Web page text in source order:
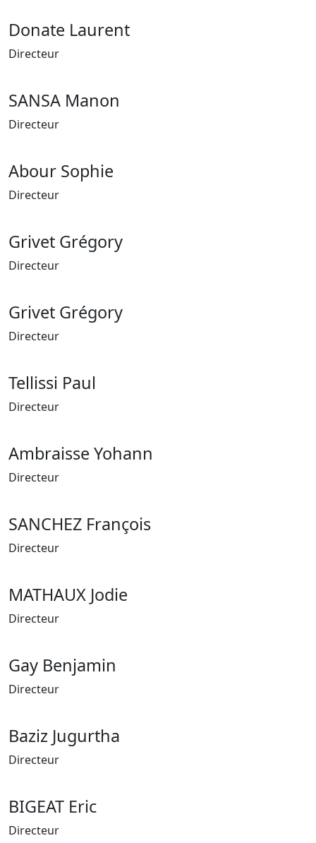
Donate Laurent
Directeur
SANSA Manon
Directeur
Abour Sophie
Directeur
Grivet Grégory
Directeur
Grivet Grégory
Directeur
Tellissi Paul
Directeur
Ambraisse Yohann
Directeur
SANCHEZ François
Directeur
MATHAUX Jodie
Directeur
Gay Benjamin
Directeur
Baziz Jugurtha
Directeur
BIGEAT Eric
Directeur